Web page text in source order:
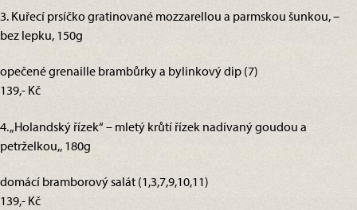
3. Kuřecí prsíčko gratinované mozzarellou a parmskou šunkou, –
bez lepku, 150g
opečené grenaille brambůrky a bylinkový dip (7)
139,- Kč
4. „Holandský řízek“ – mletý krůtí řízek nadívaný goudou a
petrželkou,, 180g
domácí bramborový salát (1,3,7,9,10,11)
139,- Kč